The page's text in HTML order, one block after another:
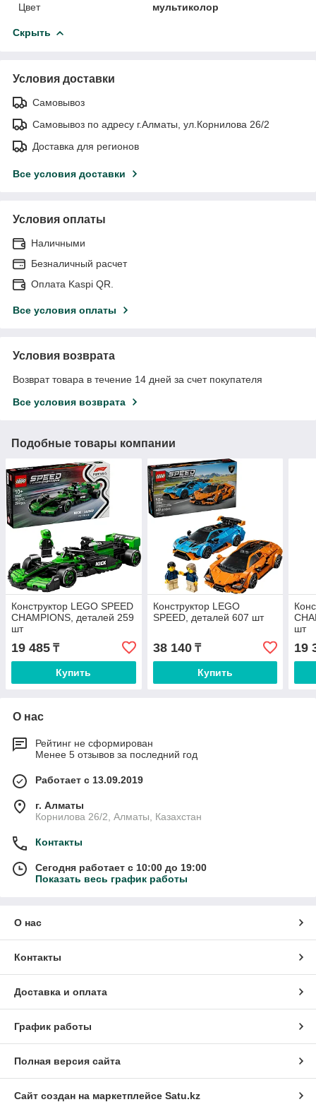
Цвет
мультиколор
Скрыть
Условия доставки
Самовывоз
Самовывоз по адресу г.Алматы, ул.Корнилова 26/2
Доставка для регионов
Все условия доставки
Условия оплаты
Наличными
Безналичный расчет
Оплата Kaspi QR.
Все условия оплаты
Условия возврата
Возврат товара в течение 14 дней за счет покупателя
Все условия возврата
Подобные товары компании
Конструктор LEGO SPEED
CHAMPIONS, деталей 259
шт
19 485 ₸
Купить
Конструктор LEGO
SPEED, деталей 607 шт
38 140₸
Купить
шт
19
О нас
Рейтинг не сформирован
Менее 5 отзывов за последний год
Работает с 13.09.2019
г. Алматы
Корнилова 26/2, Алматы, Казахстан
Контакты
Сегодня работает с 10:00 до 19:00
Показать весь график работы
О нас
Контакты
Доставка и оплата
График работы
Полная версия сайта
Сайт создан на маркетплейсе Satu.kz